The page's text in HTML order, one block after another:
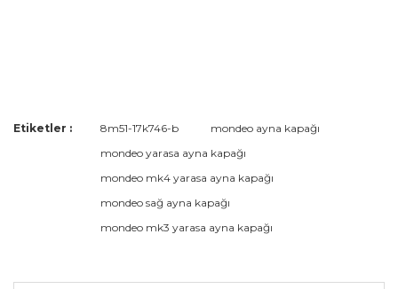
Bu ürüne ilk yorumu siz yapın!
Yorum Yaz
Bu ürünün fiyat bilgisi, resim, ürün açıklamalarında ve diğer
kullanarak tarafımıza iletebilirsiniz.
Görüş ve önerileriniz için teşekkür ederiz.
Ürün resmi kalitesiz, bozuk veya görüntülenemiyor.
Etiketler : 8m51-17k746-b
mondeo ayna kapağı
mondeo yarasa ayna kapağı
mondeo mk4 yarasa ayna kapağı
mondeo sağ ayna kapağı
mondeo mk3 yarasa ayna kapağı